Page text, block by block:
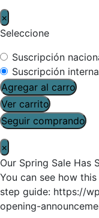
×
Seleccione
Suscripción
Suscripción
Agregar al carro
Ver carrito
Seguir comprando
×
Our Spring Sale Has
You can see how
step guide: https://
opening-